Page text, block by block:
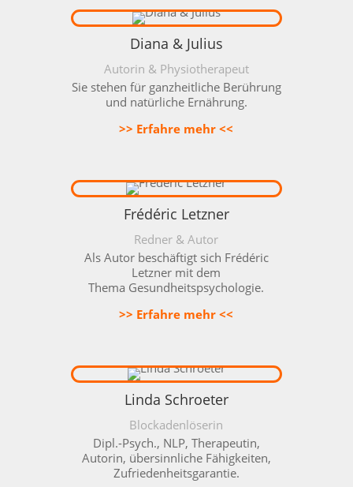
Diana & Julius
Autorin & Physiotherapeut
Sie stehen für ganzheitliche Berührung
und natürliche Ernährung.
>> Erfahre mehr <<
Frédéric Letzner
Redner & Autor
Als Autor beschäftigt sich Frédéric
Letzner mit dem
Thema Gesundheitspsychologie.
>> Erfahre mehr <<
Linda Schroeter
Blockadenlöserin
Dipl.-Psych., NLP, Therapeutin,
Autorin, übersinnliche Fähigkeiten,
Zufriedenheitsgarantie.